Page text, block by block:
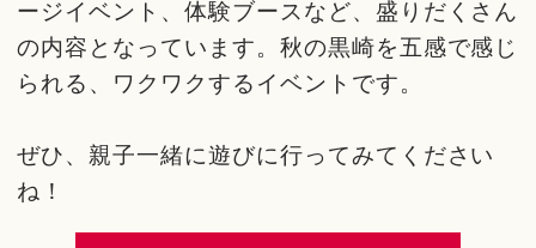
ージイベント、体験ブースなど、盛りだくさん
の内容となっています。秋の黒崎を五感で感じ
られる、ワクワクするイベントです。
ぜひ、親子一緒に遊びに行ってみてください
ね！